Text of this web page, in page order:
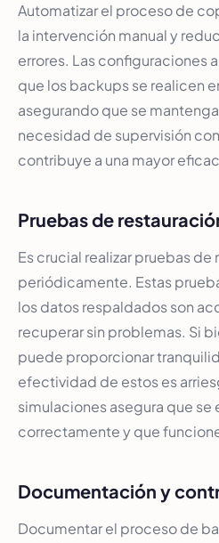
Automatizar el proceso de
la intervención manual y
errores. Las configuraciones
que los backups se realicen
asegurando que se
necesidad de supervisión
contribuye a una mayor
Pruebas de
Es crucial realizar pruebas de
periódicamente. Estas
los datos respaldados son
recuperar sin problemas. Si
puede proporcionar
efectividad de estos es
simulaciones asegura que se
correctamente y que
Documentación y
Documentar el proceso de